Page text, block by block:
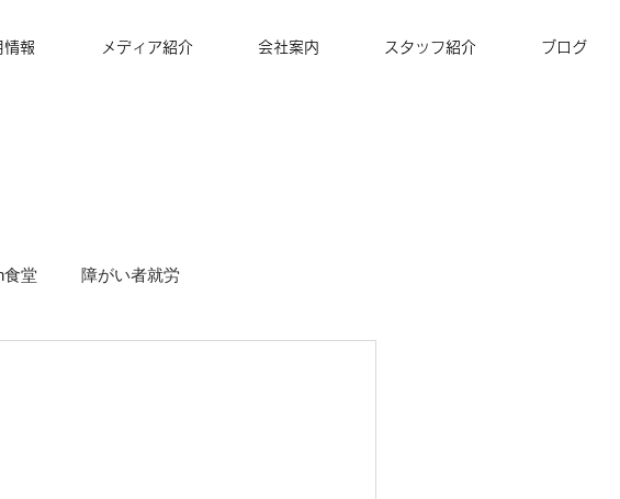
情報 メディア紹介 会社案内 スタッフ紹介 ブログ
食堂 障がい者就労